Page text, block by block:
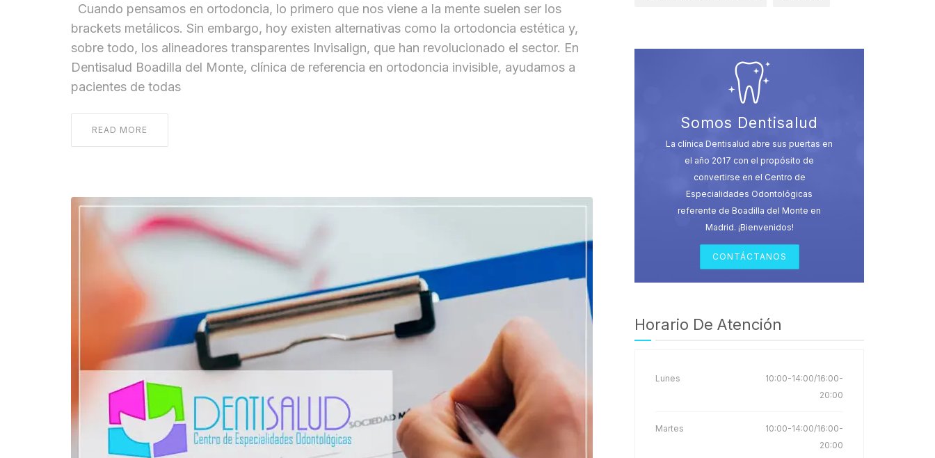
Cuando pensamos en ortodoncia, lo primero que nos viene a la mente suelen ser los
brackets metálicos. Sin embargo, hoy existen alternativas como la ortodoncia estética y,
sobre todo, los alineadores transparentes Invisalign, que han revolucionado el sector. En
Dentisalud Boadilla del Monte, clínica de referencia en ortodoncia invisible, ayudamos a
pacientes de todas
READ MORE Somos Dentisalud
La clínica Dentisalud abre sus puertas en
el año 2017 con el propósito de
convertirse en el Centro de
Especialidades Odontológicas
referente de Boadilla del Monte en
Madrid. ¡Bienvenidos!
CONTÁCTANOS
Horario De Atención
Lunes
10:00-14:00/16:00-
20:00
Martes
10:00-14:00/16:00-
20:00